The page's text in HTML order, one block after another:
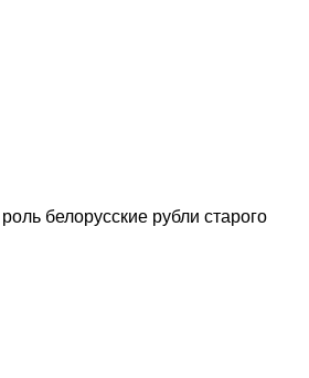
белорусские рубли старого